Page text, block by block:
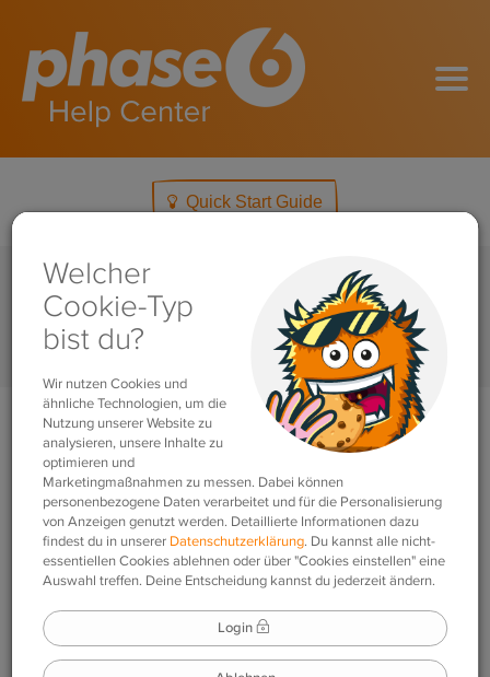
Quick Start Guide
Home
Service für Lehrkräfte
Wie richte ich einen Lehrkraft-Account bei phase6 ein?
Search
Wie richte ich einen Lehrkraft-
Account bei phase6 ein?
Ein Lehrkraft-Account bei phase6 unterstützt dich dabei,
deinen Unterricht effizient zu gestalten und deine
Schüler:innen gezielt beim Lernen zu begleiten.
Hinweis:
In diesem Artikel wird die Registrierung über die